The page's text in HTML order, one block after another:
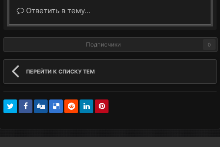
Ответить в тему...
Подписчики 0
ПЕРЕЙТИ К СПИСКУ ТЕМ